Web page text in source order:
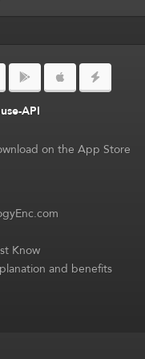
API
Know
and benefits